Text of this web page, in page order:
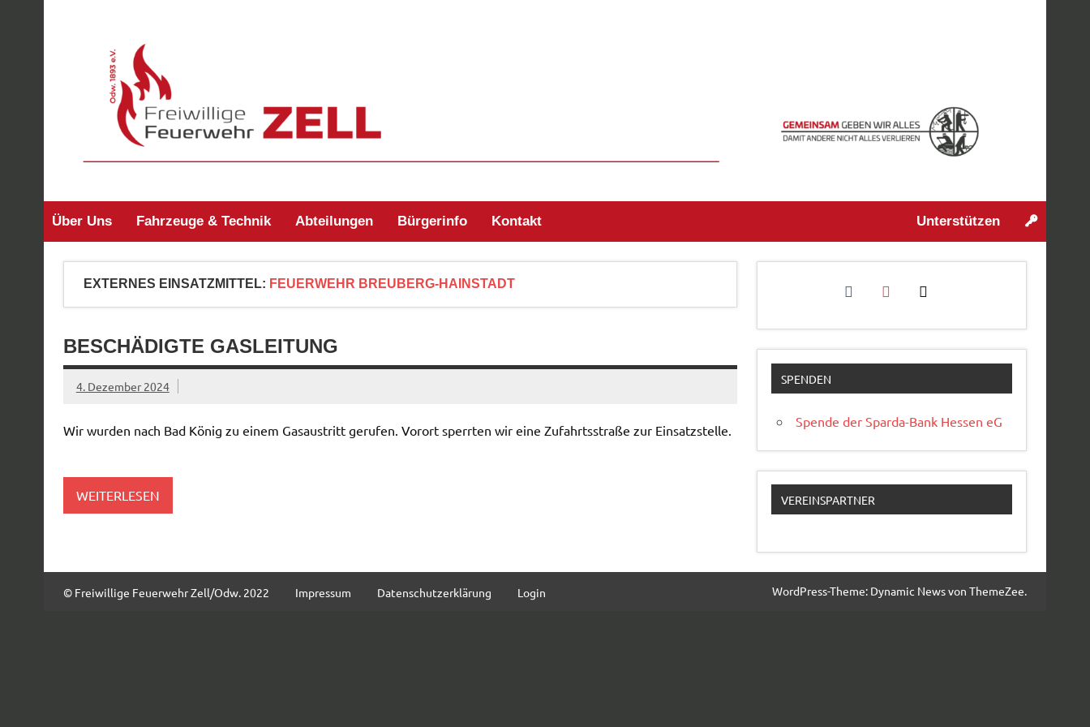
Über Uns Fahrzeuge & Technik Abteilungen Bürgerinfo Kontakt Unterstützen
EXTERNES EINSATZMITTEL: FEUERWEHR BREUBERG-HAINSTADT
BESCHÄDIGTE GASLEITUNG
4. Dezember 2024
Wir wurden nach Bad König zu einem Gasaustritt gerufen. Vorort sperrten wir eine Zufahrtsstraße zur Einsatzstelle.
WEITERLESEN
facebookinstagram
mail
SPENDEN
Spende der Sparda-Bank Hessen eG
VEREINSPARTNER
© Freiwillige Feuerwehr Zell/Odw. 2022 Impressum Datenschutzerklärung Login WordPress-Theme: Dynamic News von ThemeZee.